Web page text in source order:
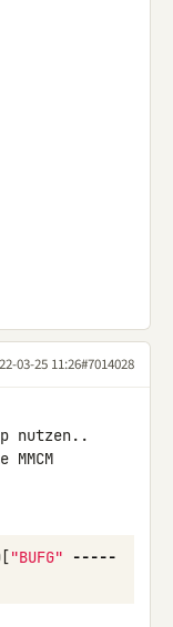
03-25 11:26#7014028
nutzen..
["BUFG"
-----